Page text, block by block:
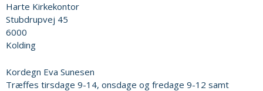
Harte Kirkekontor
Stubdrupvej 45
6000
Kolding
Kordegn Eva Sunesen
Træffes tirsdage 9-14, onsdage og fredage 9-12 samt